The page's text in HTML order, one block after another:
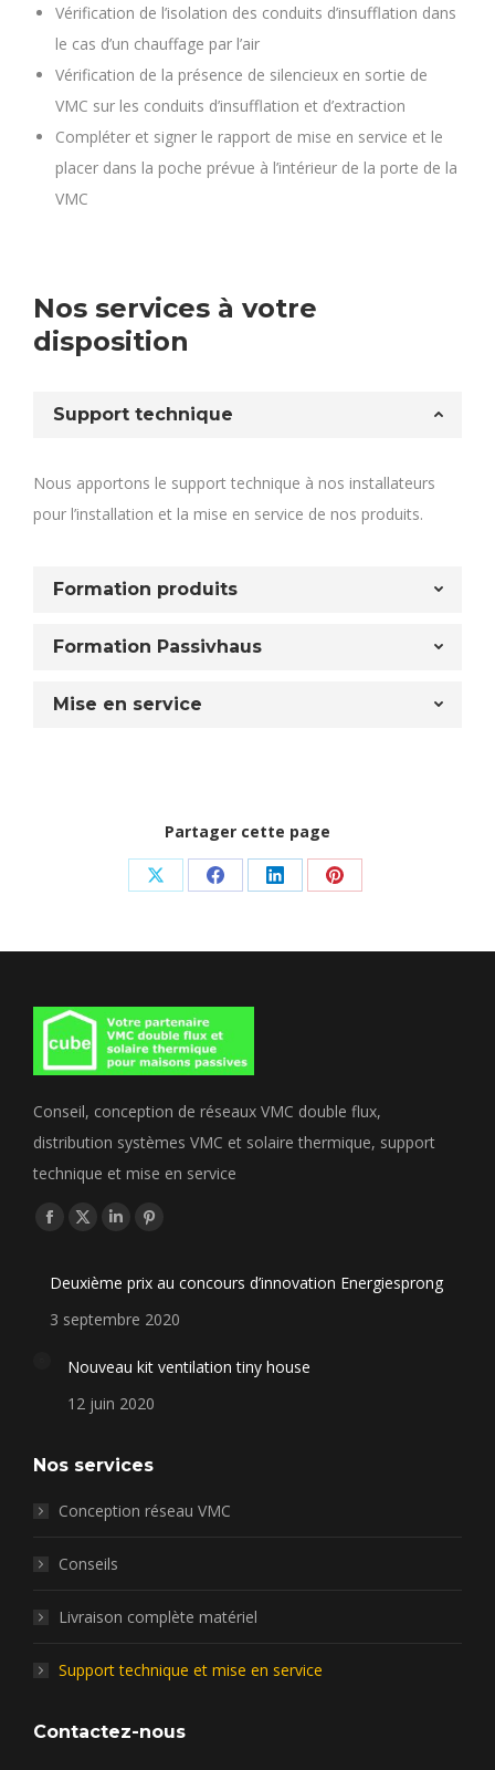
Vérification de l’isolation des conduits d’insufflation dans
le cas d’un chauffage par l’air
Vérification de la présence de silencieux en sortie de
VMC sur les conduits d’insufflation et d’extraction
Compléter et signer le rapport de mise en service et le
placer dans la poche prévue à l’intérieur de la porte de la
VMC
Nos services à votre
disposition
Support technique
Nous apportons le support technique à nos installateurs
pour l’installation et la mise en service de nos produits.
Formation produits
Formation Passivhaus
Mise en service
Partager cette page
Share
X
Share
Facebook
Share
LinkedIn
Share
Pinterest
Conseil, conception de réseaux VMC double flux,
distribution systèmes VMC et solaire thermique, support
technique et mise en service
Trouvez nous sur :
Facebook
opens
in
window
X
opens
in
window
LinkedIn
opens
in
window
Pinterest
opens
in
window
Deuxième prix au concours d’innovation Energiesprong
3 septembre 2020
Nouveau kit ventilation tiny house
12 juin 2020
Nos services
Conception réseau VMC
Conseils
Livraison complète matériel
Support technique et mise en service
Contactez-nous